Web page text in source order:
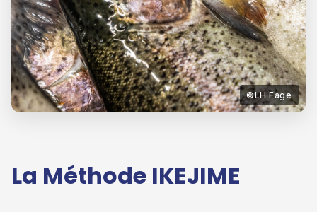
La Méthode IKEJIME